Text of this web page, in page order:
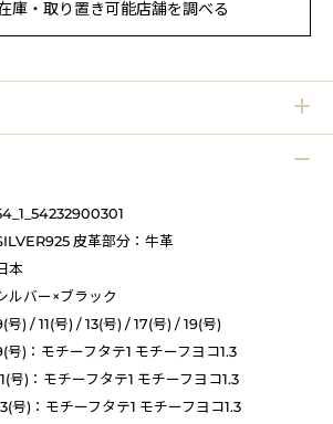
庫・取り置き可能店舗を調べる
皮革部分：牛革
本
ルバー×ブラック
号) / 11(号) / 13(号) / 17(号) / 19(号)
号)：モチーフタテ1 モチーフヨコ1.3
号)：モチーフタテ1 モチーフヨコ1.3
号)：モチーフタテ1 モチーフヨコ1.3